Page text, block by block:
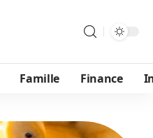
Famille Finance